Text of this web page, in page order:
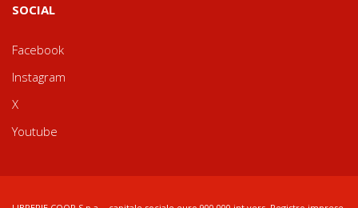
SOCIAL
Facebook
Instagram
X
Youtube